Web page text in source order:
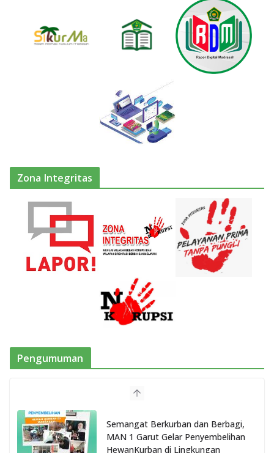
Zona Integritas
Pengumuman
Semangat Berkurban dan Berbagi,
MAN 1 Garut Gelar Penyembelihan
HewanKurban di Lingkungan